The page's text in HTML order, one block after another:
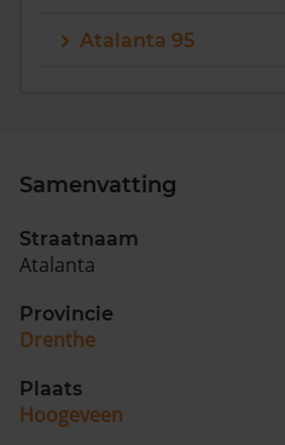
Atalanta 95
Samenvatting
Straatnaam
Atalanta
Provincie
Drenthe
Plaats
Hoogeveen